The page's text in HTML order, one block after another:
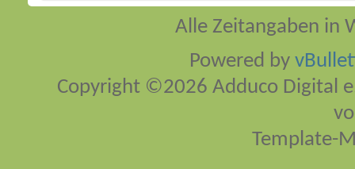
Alle Zeitangaben in
Powered by
Copyright ©2026 Adduco Digital
Template-